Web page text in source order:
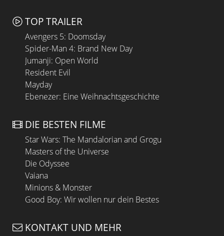
TOP TRAILER
Avengers 5: Doomsday
Spider-Man 4: Brand New Day
Jumanji: Open World
Resident Evil
Mayday
Ebenezer: Eine Weihnachtsgeschichte
DIE BESTEN FILME
Star Wars: The Mandalorian and Grogu
Masters of the Universe
Die Odyssee
Vaiana
Minions & Monster
Good Boy: Wir wollen nur dein Bestes
KONTAKT UND MEHR